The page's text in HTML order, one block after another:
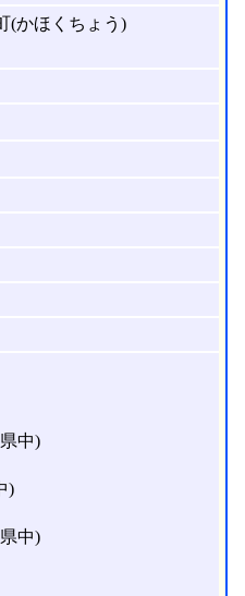
(かほくちょう)
中)
)
中)